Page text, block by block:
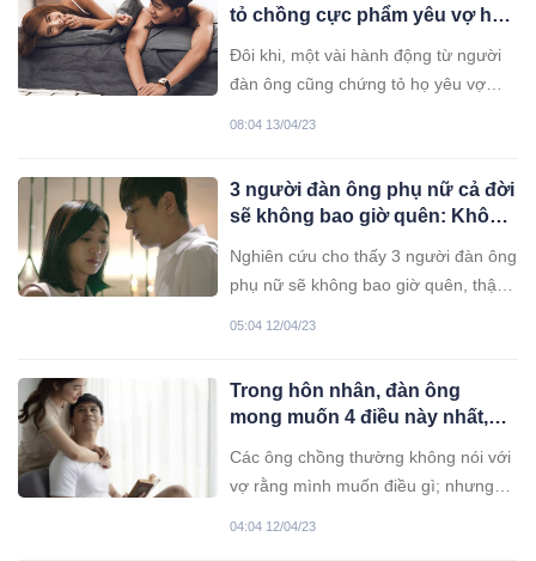
tỏ chồng cực phẩm yêu vợ hết
Đôi khi, một vài hành động từ người
đàn ông cũng chứng tỏ họ yêu vợ
08:04 13/04/23
3 người đàn ông phụ nữ cả đời
sẽ không bao giờ quên: Không
ông khác
Nghiên cứu cho thấy 3 người đàn ông
phụ nữ sẽ không bao giờ quên, thậm
05:04 12/04/23
Trong hôn nhân, đàn ông
mong muốn 4 điều này nhất,
hảo trong mắt chồng
Các ông chồng thường không nói với
vợ rằng mình muốn điều gì; nhưng
04:04 12/04/23